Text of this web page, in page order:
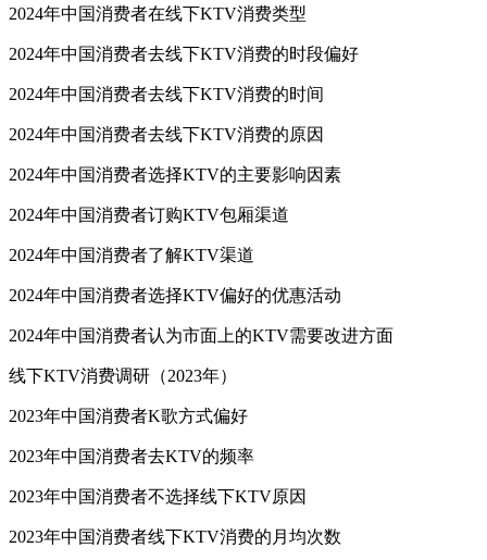
2024年中国消费者在线下KTV消费类型
2024年中国消费者去线下KTV消费的时段偏好
2024年中国消费者去线下KTV消费的时间
2024年中国消费者去线下KTV消费的原因
2024年中国消费者选择KTV的主要影响因素
2024年中国消费者订购KTV包厢渠道
2024年中国消费者了解KTV渠道
2024年中国消费者选择KTV偏好的优惠活动
2024年中国消费者认为市面上的KTV需要改进方面
线下KTV消费调研（2023年）
2023年中国消费者K歌方式偏好
2023年中国消费者去KTV的频率
2023年中国消费者不选择线下KTV原因
2023年中国消费者线下KTV消费的月均次数